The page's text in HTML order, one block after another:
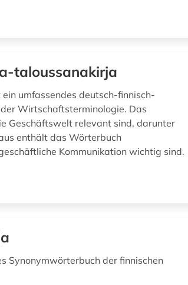
taloussanakirja
umfassendes deutsch-finnisch-
Wirtschaftsterminologie. Das
Geschäftswelt relevant sind, darunter
enthält das Wörterbuch
Kommunikation wichtig sind.
Synonymwörterbuch der finnischen